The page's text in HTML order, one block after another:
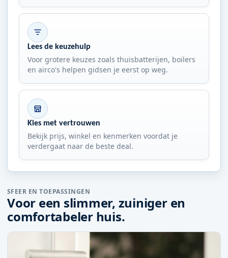
Lees de keuzehulp
Voor grotere keuzes zoals thuisbatterijen, boilers
en airco's helpen gidsen je eerst op weg.
Kies met vertrouwen
Bekijk prijs, winkel en kenmerken voordat je
verdergaat naar de beste deal.
SFEER EN TOEPASSINGEN
Voor een slimmer, zuiniger en
comfortabeler huis.